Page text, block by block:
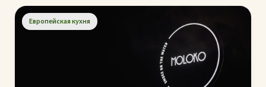
Европейская кухня